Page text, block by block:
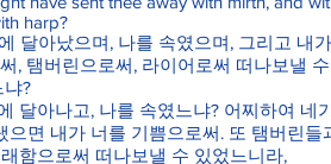
harp?
달아났으며, 나를 속였으며, 그리고 내
, 탬버린으로써, 라이어로써 떠나보낼
냐?
달아나고, 나를 속였느냐? 어찌하여 네
으면 내가 너를 기쁨으로써. 또 탬버린들
함으로써 떠나보낼 수 있었느니라,